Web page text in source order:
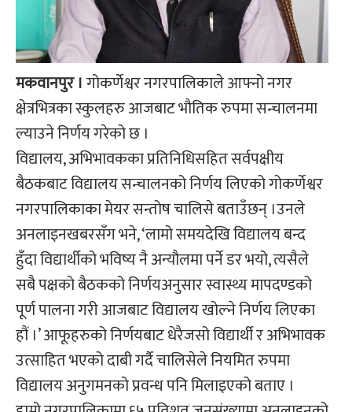
मकवानपुर ।गोकर्णेश्वर नगरपालिकाले आफ्नो नगर
क्षेत्रभित्रका स्कुलहरु आजबाट भौतिक रुपमा सन्चालनमा
ल्याउने निर्णय गरेको छ ।
विद्यालय, अभिभावकका प्रतिनिधिसहित सर्वपक्षीय
बैठकबाट विद्यालय सन्चालनको निर्णय लिएको गोकर्णेश्वर
नगरपालिकाका मेयर सन्तोष चालिसे बताउँछन् ।उनले
अनलाइनखबरसँग भने, ‘लामो समयदेखि विद्यालय बन्द
हुँदा विद्यार्थीको भविष्य नै अन्यौलमा पर्ने डर भयो, त्यसैले
सबै पक्षको बैठकको निर्णयअनुसार स्वास्थ्य मापदण्डको
पूर्ण पालना गरी आजबाट विद्यालय खोल्ने निर्णय लिएका
हौं ।’ आफूहरुको निर्णयबाट धेरैजसो विद्यार्थी र अभिभावक
उत्साहित भएको दाबी गर्दै चालिसेले नियमित रुपमा
विद्यालय अनुगमनको प्रवन्ध पनि मिलाइएको बताए ।